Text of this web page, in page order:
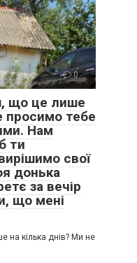
0
що це лише
просимо тебе
Нам
ти
свої
донька
за вечір
що мені
на кілька днів? Ми не